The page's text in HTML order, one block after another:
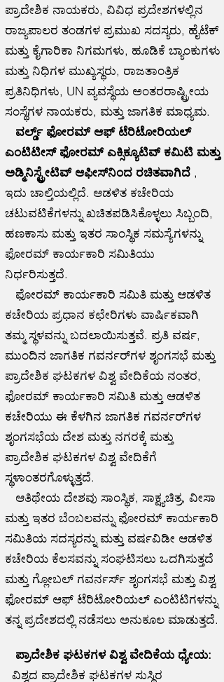
ಪ್ರಾದೇಶಿಕ ನಾಯಕರು, ವಿವಿಧ ಪ್ರದೇಶಗಳಲ್ಲಿನ
ರಾಜ್ಯಪಾಲರ ತಂಡಗಳ ಪ್ರಮುಖ ಸದಸ್ಯರು, ಹೈಟೆಕ್
ಮತ್ತು ಕೈಗಾರಿಕಾ ನಿಗಮಗಳು, ಹೂಡಿಕೆ ಬ್ಯಾಂಕುಗಳು
ಮತ್ತು ನಿಧಿಗಳ ಮುಖ್ಯಸ್ಥರು, ರಾಜತಾಂತ್ರಿಕ
ಪ್ರತಿನಿಧಿಗಳು, UN ವ್ಯವಸ್ಥೆಯ ಅಂತರರಾಷ್ಟ್ರೀಯ
ಸಂಸ್ಥೆಗಳ ನಾಯಕರು, ಮತ್ತು ಜಾಗತಿಕ ಮಾಧ್ಯಮ.
ವರ್ಲ್ಡ್ ಫೋರಮ್ ಆಫ್ ಟೆರಿಟೋರಿಯಲ್
ಎಂಟಿಟೀಸ್ ಫೋರಮ್ ಎಕ್ಸಿಕ್ಯೂಟಿವ್ ಕಮಿಟಿ ಮತ್ತು
ಅಡ್ಮಿನಿಸ್ಟ್ರೇಟಿವ್ ಆಫೀಸ್‌ನಿಂದ ರಚಿತವಾಗಿದೆ ,
ಇದು ಚಾಲ್ತಿಯಲ್ಲಿದೆ. ಆಡಳಿತ ಕಚೇರಿಯ
ಚಟುವಟಿಕೆಗಳನ್ನು ಖಚಿತಪಡಿಸಿಕೊಳ್ಳಲು ಸಿಬ್ಬಂದಿ,
ಹಣಕಾಸು ಮತ್ತು ಇತರ ಸಾಂಸ್ಥಿಕ ಸಮಸ್ಯೆಗಳನ್ನು
ಫೋರಮ್ ಕಾರ್ಯಕಾರಿ ಸಮಿತಿಯು
ನಿರ್ಧರಿಸುತ್ತದೆ.
ಫೋರಮ್ ಕಾರ್ಯಕಾರಿ ಸಮಿತಿ ಮತ್ತು ಆಡಳಿತ
ಕಚೇರಿಯ ಪ್ರಧಾನ ಕಛೇರಿಗಳು ವಾರ್ಷಿಕವಾಗಿ
ತಮ್ಮ ಸ್ಥಳವನ್ನು ಬದಲಾಯಿಸುತ್ತವೆ. ಪ್ರತಿ ವರ್ಷ,
ಮುಂದಿನ ಜಾಗತಿಕ ಗವರ್ನರ್‌ಗಳ ಶೃಂಗಸಭೆ ಮತ್ತು
ಪ್ರಾದೇಶಿಕ ಘಟಕಗಳ ವಿಶ್ವ ವೇದಿಕೆಯ ನಂತರ,
ಫೋರಮ್ ಕಾರ್ಯಕಾರಿ ಸಮಿತಿ ಮತ್ತು ಆಡಳಿತ
ಕಚೇರಿಯು ಈ ಕೆಳಗಿನ ಜಾಗತಿಕ ಗವರ್ನರ್‌ಗಳ
ಶೃಂಗಸಭೆಯ ದೇಶ ಮತ್ತು ನಗರಕ್ಕೆ ಮತ್ತು
ಪ್ರಾದೇಶಿಕ ಘಟಕಗಳ ವಿಶ್ವ ವೇದಿಕೆಗೆ
ಸ್ಥಳಾಂತರಗೊಳ್ಳುತ್ತದೆ.
ಆತಿಥೇಯ ದೇಶವು ಸಾಂಸ್ಥಿಕ, ಸಾಕ್ಷ್ಯಚಿತ್ರ, ವೀಸಾ
ಮತ್ತು ಇತರ ಬೆಂಬಲವನ್ನು ಫೋರಮ್ ಕಾರ್ಯಕಾರಿ
ಸಮಿತಿಯ ಸದಸ್ಯರನ್ನು ಮತ್ತು ವರ್ಷವಿಡೀ ಆಡಳಿತ
ಕಚೇರಿಯ ಕೆಲಸವನ್ನು ಸಂಘಟಿಸಲು ಒದಗಿಸುತ್ತದೆ
ಮತ್ತು ಗ್ಲೋಬಲ್ ಗವರ್ನರ್ಸ್ ಶೃಂಗಸಭೆ ಮತ್ತು ವಿಶ್ವ
ಫೋರಮ್ ಆಫ್ ಟೆರಿಟೋರಿಯಲ್ ಎಂಟಿಟಿಗಳನ್ನು
ತನ್ನ ಪ್ರದೇಶದಲ್ಲಿ ನಡೆಸಲು ಅನುಕೂಲ ಮಾಡುತ್ತದೆ.
ಪ್ರಾದೇಶಿಕ ಘಟಕಗಳ ವಿಶ್ವ ವೇದಿಕೆಯ ಧ್ಯೇಯ:
ವಿಶ್ವದ ಪ್ರಾದೇಶಿಕ ಘಟಕಗಳ ಸುಸ್ಥಿರ